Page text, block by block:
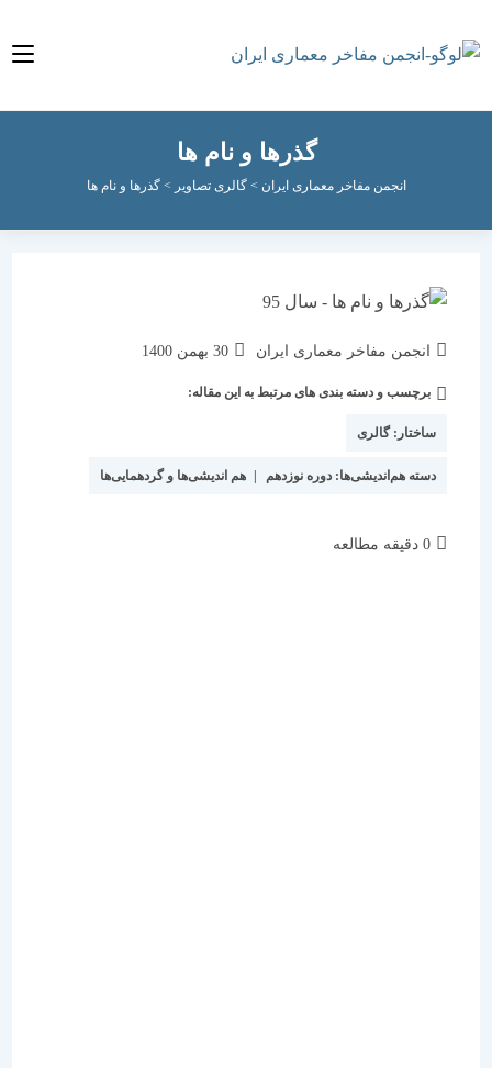
گذرها و نام ها
انجمن مفاخر معماری ایران > گالری تصاویر>گذرها و نام ها
انجمن مفاخر معماری ایران
نوشته
شده
30 بهمن 1400
برچسب و دسته بندی های مرتبط به این مقاله:
ساختار:گالری
دسته هم‌اندیشی‌ها:دوره نوزدهم | هم اندیشی‌ها و گردهمایی‌ها